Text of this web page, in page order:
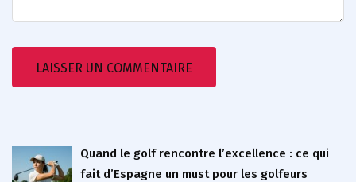
Quand le golf rencontre l’excellence : ce qui
fait d’Espagne un must pour les golfeurs